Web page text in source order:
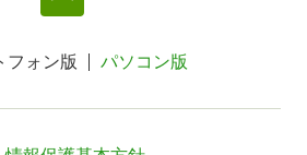
フォン版 パソコン版